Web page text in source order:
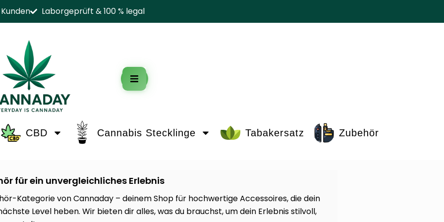
Laborgeprüft & 100 % legal
0
CBD Cannabis Stecklinge Tabakersatz Zubehör
für ein unvergleichliches Erlebnis
Kategorie von Cannaday – deinem Shop für hochwertige Accessoires, die dein
Level heben. Wir bieten dir alles, was du brauchst, um dein Erlebnis stilvoll,